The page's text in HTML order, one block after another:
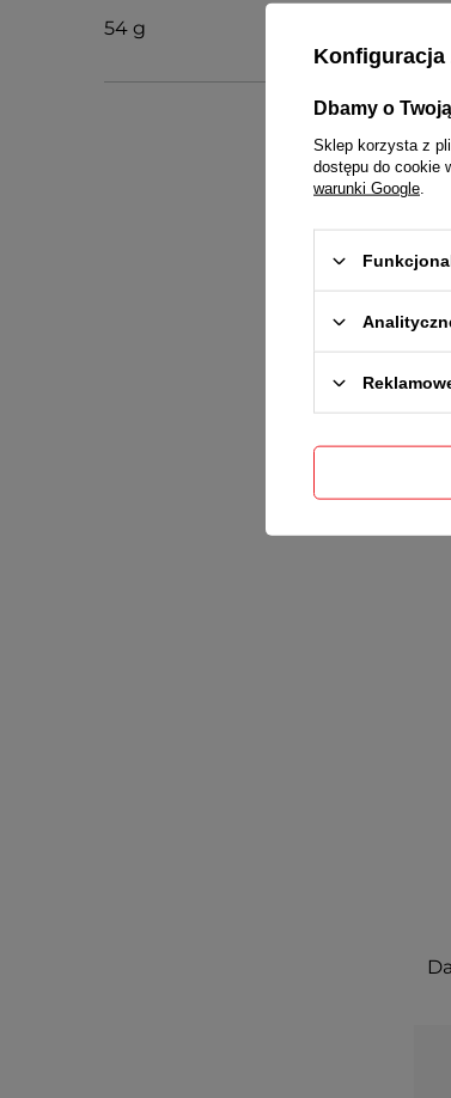
54 g
Konfiguracja
Dbamy o
Sklep korzysta z
dostępu do cookie
warunki Google